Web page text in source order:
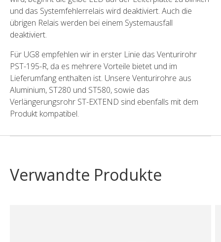
und das Systemfehlerrelais wird deaktiviert. Auch die
übrigen Relais werden bei einem Systemausfall
deaktiviert.
Für UG8 empfehlen wir in erster Linie das Venturirohr
PST-195-R, da es mehrere Vorteile bietet und im
Lieferumfang enthalten ist. Unsere Venturirohre aus
Aluminium, ST280 und ST580, sowie das
Verlängerungsrohr ST-EXTEND sind ebenfalls mit dem
Produkt kompatibel.
Verwandte Produkte